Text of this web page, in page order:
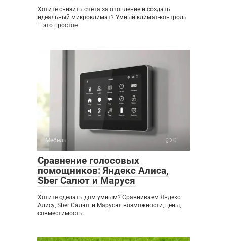
Хотите снизить счета за отопление и создать
идеальный микроклимат? Умный климат-контроль
– это простое
Мебель 0
Сравнение голосовых
помощников: Яндекс Алиса,
Sber Салют и Маруся
Хотите сделать дом умным? Сравниваем Яндекс
Алису, Sber Салют и Марусю: возможности, цены,
совместимость.